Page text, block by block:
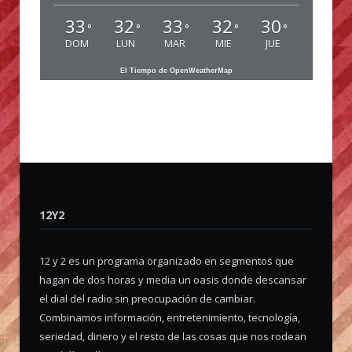
33 °
DOM
32 °
LUN
33 °
MAR
32 °
MIE
30 °
JUE
El Tiempo de OpenWeatherMap
12Y2
12 y 2 es un programa organizado en segmentos que
hagan de dos horas y media un oasis donde descansar
el dial del radio sin preocupación de cambiar.
Combinamos información, entretenimiento, tecnología,
seriedad, dinero y el resto de las cosas que nos rodean